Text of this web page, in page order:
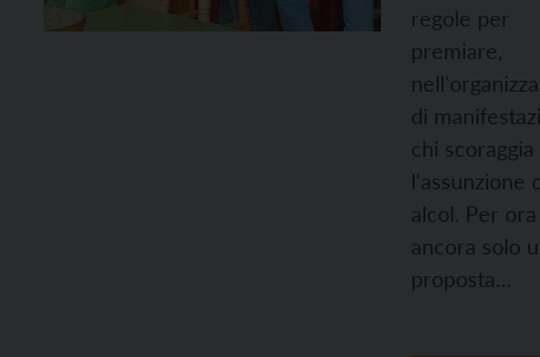
regole per
premiare,
di
chi scoraggia
l'assunzione
alcol. Per
ancora solo
proposta…